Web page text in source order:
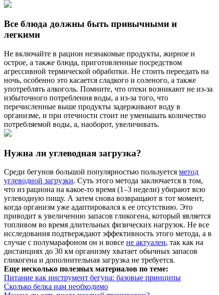
Все блюда должны быть привычными и
легкими
Не включайте в рацион незнакомые продукты, жирное и
острое, а также блюда, приготовленные посредством
агрессивной термической обработки. Не стоить переедать на
ночь, особенно это касается сладкого и соленого, а также
употреблять алкоголь. Помните, что отеки возникают не из-за
избыточного потребления воды, а из-за того, что
перечисленные выше продукты задерживают воду в
организме, и при отечности стоит не уменьшать количество
потребляемой воды, а, наоборот, увеличивать.
Нужна ли углеводная загрузка?
Среди бегунов большой популярностью пользуется метод
углеводной загрузки. Суть этого метода заключается в том,
что из рациона на какое-то время (1–3 недели) убирают всю
углеводную пищу. А затем снова возвращают в тот момент,
когда организм уже адаптировался к ее отсутствию. Это
приводит к увеличению запасов гликогена, который является
топливом во время длительных физических нагрузок. Не все
исследования подтверждают эффективность этого метода, а в
случае с полумарафоном он и вовсе не актуален, так как на
дистанциях до 30 км организму хватает обычных запасов
гликогена и дополнительная загрузка не требуется.
Еще несколько полезных материалов по теме:
Питание как инструмент бегуна: базовые принципы
Сколько белка нам необходимо